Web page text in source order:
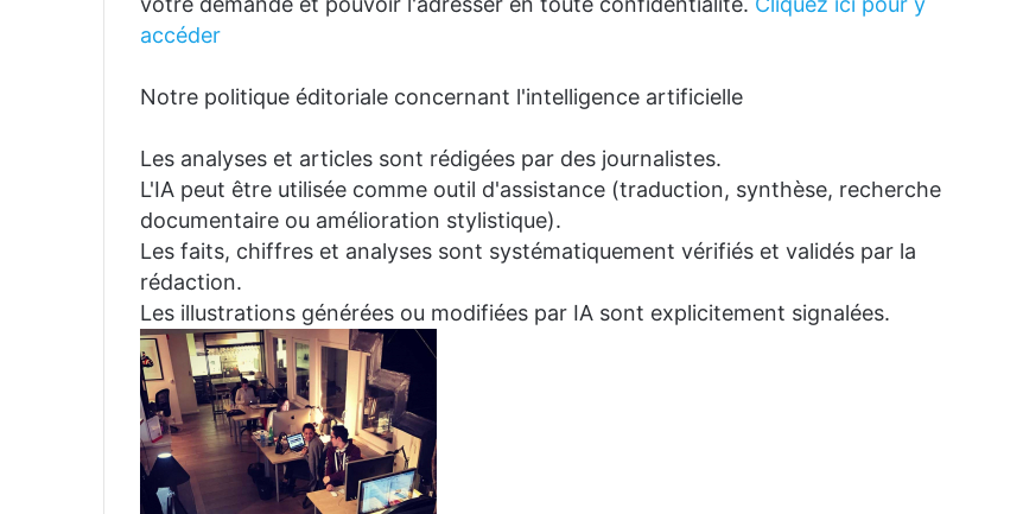
accéder
Notre politique éditoriale concernant l'intelligence artificielle
Les analyses et articles sont rédigées par des journalistes.
L'IA peut être utilisée comme outil d'assistance (traduction, synthèse, recherche
documentaire ou amélioration stylistique).
Les faits, chiffres et analyses sont systématiquement vérifiés et validés par la
rédaction.
Les illustrations générées ou modifiées par IA sont explicitement signalées.